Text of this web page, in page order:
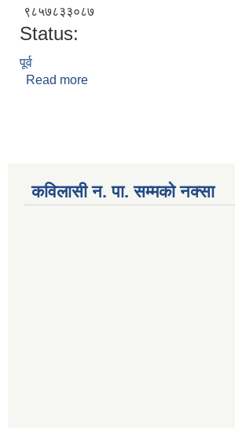
९८५७८३३०८७
Status:
पूर्व
Read more
कविलासी न. पा. सम्मकाे नक्सा